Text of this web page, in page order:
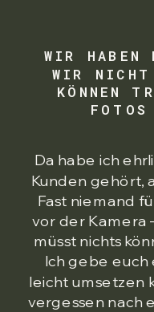
Da habe ich
Kunden gehört,
Fast niemand
vor der Kamera
müsst nichts
Ich gebe euch
leicht umsetzen
vergessen nach
WIR HABEN
WIR
KÖNNEN